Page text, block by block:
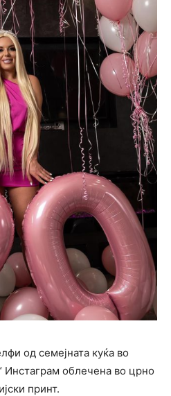
од семејната куќа во
Инстаграм облечена во црно
принт.